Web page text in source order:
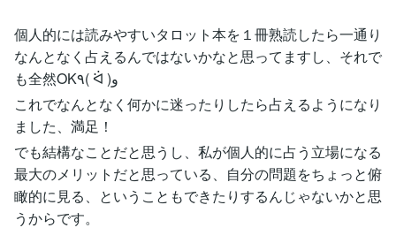
個人的には読みやすいタロット本を１冊熟読したら一通り
なんとなく占えるんではないかなと思ってますし、それで
も全然OK٩( ᐛ )و
これでなんとなく何かに迷ったりしたら占えるようになり
ました、満足！
でも結構なことだと思うし、私が個人的に占う立場になる
最大のメリットだと思っている、自分の問題をちょっと俯
瞰的に見る、ということもできたりするんじゃないかと思
うからです。